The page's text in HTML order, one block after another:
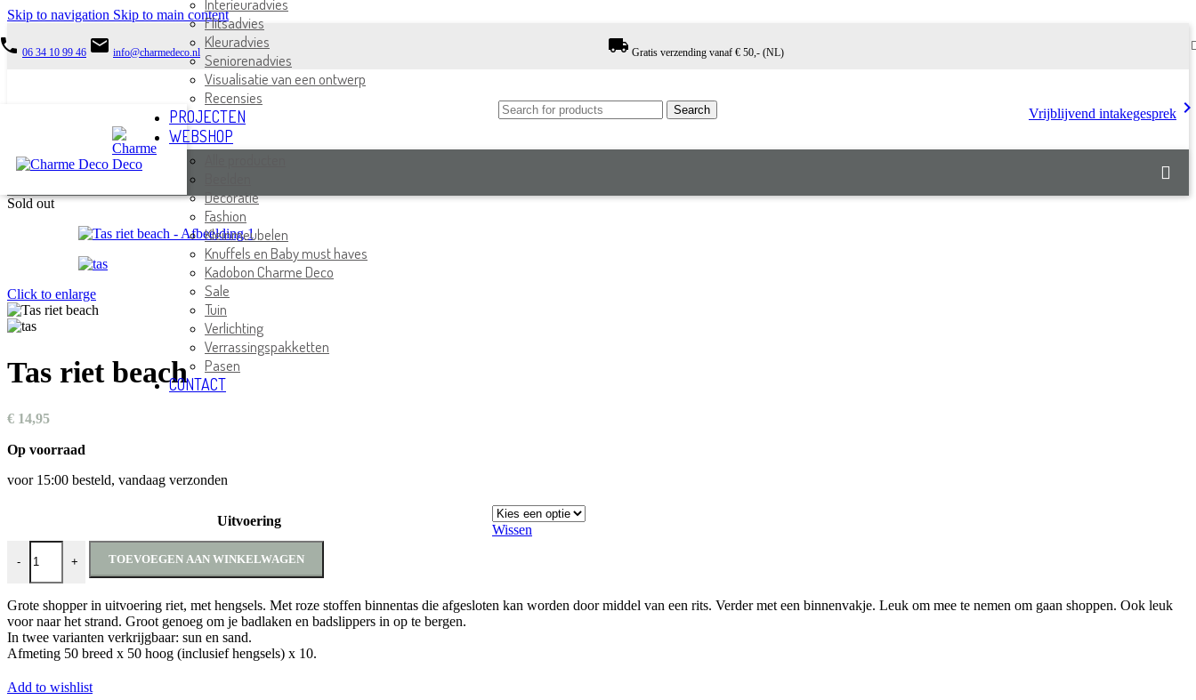
Skip to navigation Skip to main content
06 34 10 99 46 email info@charmedeco.nl local_shipping Gratis verzending vanaf € 50,- (NL)
Search Vrijblijvend intakegesprek
Interieuradvies
Flitsadvies
Kleuradvies
Seniorenadvies
Visualisatie van een ontwerp
Recensies
PROJECTEN
WEBSHOP
Decoratie
Fashion
Kleinmeubelen
Knuffels en Baby must haves
Kadobon Charme Deco
Sale
Tuin
Verlichting
Verrassingspakketten
Pasen
CONTACT
Sold out
Click to enlarge
Tas riet beach
€ 14,95
Op voorraad
voor 15:00 besteld, vandaag verzonden
Uitvoering
Wissen
-
Tas riet beach aantal
+ TOEVOEGEN AAN WINKELWAGEN
Grote shopper in uitvoering riet, met hengsels. Met roze stoffen binnentas die afgesloten kan worden door middel van een rits. Verder met een binnenvakje. Leuk om mee te nemen om gaan shoppen. Ook leuk
voor naar het strand. Groot genoeg om je badlaken en badslippers in op te bergen.
In twee varianten verkrijgbaar: sun en sand.
Afmeting 50 breed x 50 hoog (inclusief hengsels) x 10.
Add to wishlist